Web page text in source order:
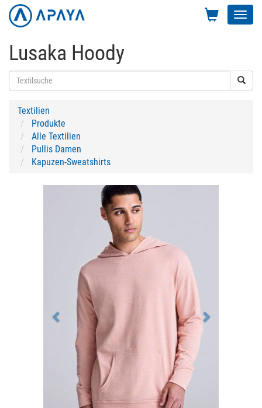
Lusaka Hoody
Textilien
Produkte
Alle Textilien
Pullis Damen
Kapuzen-Sweatshirts